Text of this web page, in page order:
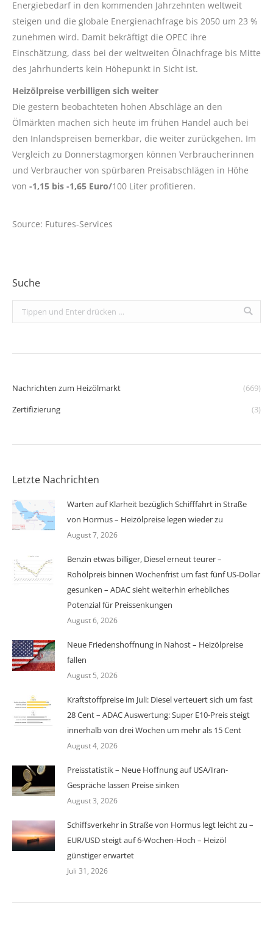
Energiebedarf in den kommenden Jahrzehnten weltweit
steigen und die globale Energienachfrage bis 2050 um 23 %
zunehmen wird. Damit bekräftigt die OPEC ihre
Einschätzung, dass bei der weltweiten Ölnachfrage bis Mitte
des Jahrhunderts kein Höhepunkt in Sicht ist.
Heizölpreise verbilligen sich weiter
Die gestern beobachteten hohen Abschläge an den
Ölmärkten machen sich heute im frühen Handel auch bei
den Inlandspreisen bemerkbar, die weiter zurückgehen. Im
Vergleich zu Donnerstagmorgen können Verbraucherinnen
und Verbraucher von spürbaren Preisabschlägen in Höhe
von -1,15 bis -1,65 Euro/100 Liter profitieren.
Source: Futures-Services
Suche
Search:
Nachrichten zum Heizölmarkt
(669)
Zertifizierung
(3)
Letzte Nachrichten
Warten auf Klarheit bezüglich Schifffahrt in Straße
von Hormus – Heizölpreise legen wieder zu
August 7, 2026
Benzin etwas billiger, Diesel erneut teurer –
Rohölpreis binnen Wochenfrist um fast fünf US-Dollar
gesunken – ADAC sieht weiterhin erhebliches
Potenzial für Preissenkungen
August 6, 2026
Neue Friedenshoffnung in Nahost – Heizölpreise
fallen
August 5, 2026
Kraftstoffpreise im Juli: Diesel verteuert sich um fast
28 Cent – ADAC Auswertung: Super E10-Preis steigt
innerhalb von drei Wochen um mehr als 15 Cent
August 4, 2026
Preisstatistik – Neue Hoffnung auf USA/Iran-
Gespräche lassen Preise sinken
August 3, 2026
Schiffsverkehr in Straße von Hormus legt leicht zu –
EUR/USD steigt auf 6-Wochen-Hoch – Heizöl
günstiger erwartet
Juli 31, 2026